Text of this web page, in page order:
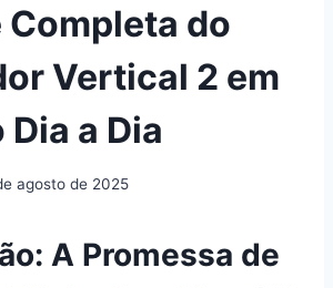
do
Vertical 2 em
Dia a Dia
agosto de 2025
A Promessa de